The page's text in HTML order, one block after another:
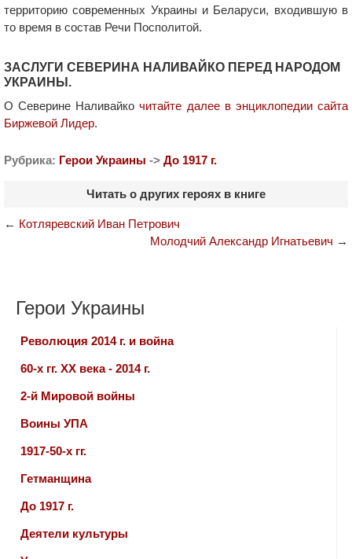
территорию современных Украины и Беларуси, входившую в
то время в состав Речи Посполитой.
ЗАСЛУГИ СЕВЕРИНА НАЛИВАЙКО ПЕРЕД НАРОДОМ
УКРАИНЫ.
О Северине Наливайкочитайте далее в энциклопедии сайта
Биржевой Лидер.
Рубрика: Герои Украины -> До 1917 г.
Читать о других героях в книге
← Котляревский Иван Петрович
Молодчий Александр Игнатьевич →
Герои Украины
Революция 2014 г. и война
60-х гг. ХХ века - 2014 г.
2-й Мировой войны
Воины УПА
1917-50-х гг.
Гетманщина
До 1917 г.
Деятели культуры